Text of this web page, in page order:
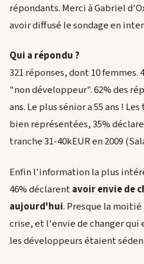
répondants. Merci à Gabriel
avoir diffusé le sondage en
Qui a répondu ?
321 réponses, dont 10 femmes.
"non développeur". 62% des
ans. Le plus sénior a 55 ans !
bien représentées, 35%
tranche 31-40kEUR en 2009
Enfin l'information la plus
46% déclarentavoir envie de
aujourd'hui. Presque la
crise, et l'envie de changer qui
les développeurs étaient